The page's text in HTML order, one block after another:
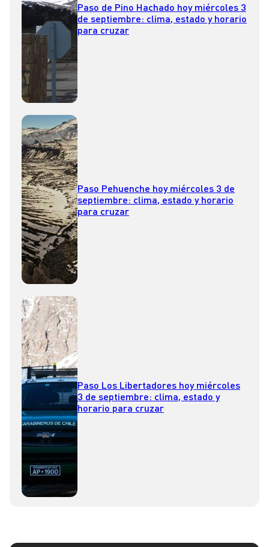
Paso de Pino Hachado hoy miércoles 3
de septiembre: clima, estado y horario
para cruzar
Paso Pehuenche hoy miércoles 3 de
septiembre: clima, estado y horario
para cruzar
Paso Los Libertadores hoy miércoles
3 de septiembre: clima, estado y
horario para cruzar